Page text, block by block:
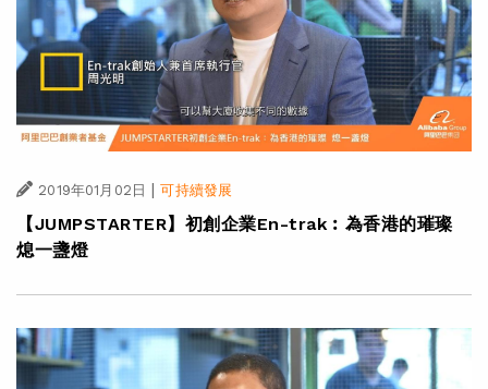
2019年01月02日 | 可持續發展
【JUMPSTARTER】初創企業En-trak︰為香港的璀璨
熄一盞燈